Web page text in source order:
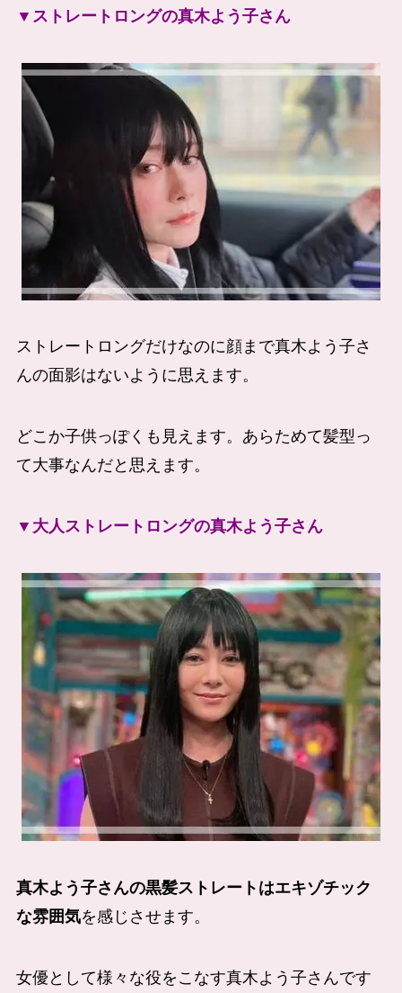
▼ストレートロングの真木よう子さん
ストレートロングだけなのに顔まで真木よう子さ
んの面影はないように思えます。
どこか子供っぽくも見えます。あらためて髪型っ
て大事なんだと思えます。
▼大人ストレートロングの真木よう子さん
真木よう子さんの黒髪ストレートはエキゾチック
な雰囲気を感じさせます。
女優として様々な役をこなす真木よう子さんです